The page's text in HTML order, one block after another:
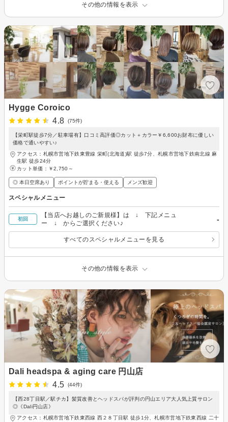
その他の情報を表示
Hygge Coroico
4.8
(75件)
【栄町駅徒歩7分／駐車場有】口コミ高評価◎カット＋カラー￥6,600お財布に優しい
価格で通いやすい♪
アクセス：札幌市営地下鉄東豊線 栄町(北海道)駅 徒歩7分、札幌市営地下鉄南北線 麻
生駅 徒歩24分
カット単価： ￥2,750～
◎ 本日空席あり ポイントが貯まる・使える メンズ歓迎
スペシャルメニュー
初回
【当店へお越しのご新規様】は ↓ 下記メニュ
ー ↓ からご選択ください♪
-
すべてのスペシャルメニューを見る
その他の情報を表示
Dali headspa & aging care 円山店
4.5
(44件)
【西28丁目駅／駅チカ】髪質改善とヘッドスパが評判の円山エリア大人気上質サロン
◎《Dali円山店》
アクセス：札幌市営地下鉄東西線 西２８丁目駅 徒歩1分、札幌市営地下鉄東西線 二十